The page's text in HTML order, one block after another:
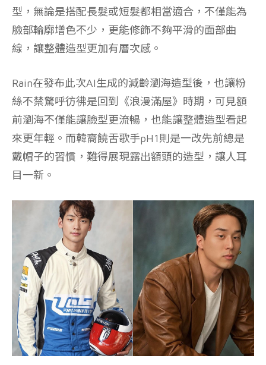
型，無論是搭配長髮或短髮都相當適合，不僅能為
臉部輪廓增色不少，更能修飾不夠平滑的面部曲
線，讓整體造型更加有層次感。
Rain在發布此次AI生成的減齡瀏海造型後，也讓粉
絲不禁驚呼彷彿是回到《浪漫滿屋》時期，可見額
前瀏海不僅能讓臉型更流暢，也能讓整體造型看起
來更年輕。而韓裔饒舌歌手pH1則是一改先前總是
戴帽子的習慣，難得展現露出額頭的造型，讓人耳
目一新。